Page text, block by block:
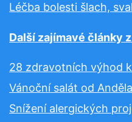
Léčba bolesti šlach,
Další zajímavé články
28 zdravotních výhod
Vánoční salát od Anděla
Snížení alergických